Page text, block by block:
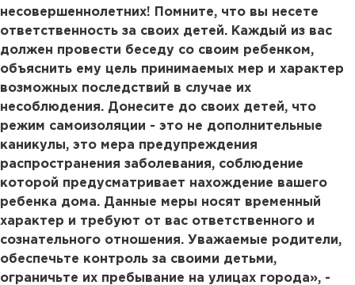
несовершеннолетних! Помните, что вы несете
ответственность за своих детей. Каждый из вас
должен провести беседу со своим ребенком,
объяснить ему цель принимаемых мер и характер
возможных последствий в случае их
несоблюдения. Донесите до своих детей, что
режим самоизоляции - это не дополнительные
каникулы, это мера предупреждения
распространения заболевания, соблюдение
которой предусматривает нахождение вашего
ребенка дома. Данные меры носят временный
характер и требуют от вас ответственного и
сознательного отношения. Уважаемые родители,
обеспечьте контроль за своими детьми,
ограничьте их пребывание на улицах города», -